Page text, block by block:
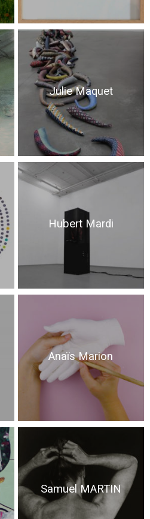
Julie Maquet
Hubert Mardi
Anaïs Marion
Samuel MARTIN